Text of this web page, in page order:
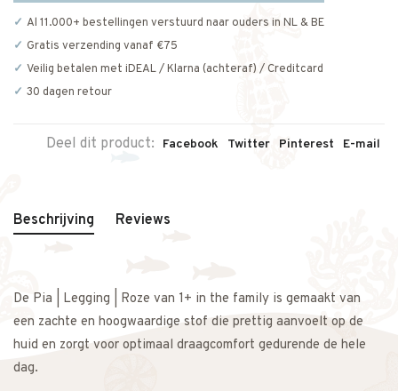
Al 11.000+ bestellingen verstuurd naar ouders in NL & BE
Gratis verzending vanaf €75
Veilig betalen met iDEAL / Klarna (achteraf) / Creditcard
30 dagen retour
Deel dit product: Facebook Twitter Pinterest E-mail
Beschrijving Reviews
De Pia | Legging | Roze van 1+ in the family is gemaakt van
een zachte en hoogwaardige stof die prettig aanvoelt op de
huid en zorgt voor optimaal draagcomfort gedurende de hele
dag.